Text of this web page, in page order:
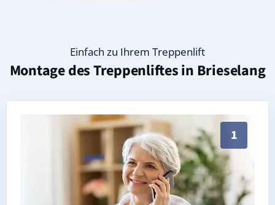
Einfach zu Ihrem Treppenlift
Montage des Treppenliftes in Brieselang
1
Persönliche Treppenlift-Beratung in Brieselang